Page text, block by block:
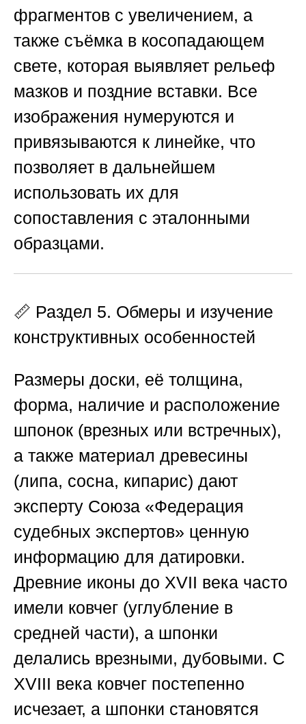
фрагментов с увеличением, а
также съёмка в косопадающем
свете, которая выявляет рельеф
мазков и поздние вставки. Все
изображения нумеруются и
привязываются к линейке, что
позволяет в дальнейшем
использовать их для
сопоставления с эталонными
образцами.
📏 Раздел 5. Обмеры и изучение
конструктивных особенностей
Размеры доски, её толщина,
форма, наличие и расположение
шпонок (врезных или встречных),
а также материал древесины
(липа, сосна, кипарис) дают
эксперту Союза «Федерация
судебных экспертов» ценную
информацию для датировки.
Древние иконы до XVII века часто
имели ковчег (углубление в
средней части), а шпонки
делались врезными, дубовыми. С
XVIII века ковчег постепенно
исчезает, а шпонки становятся